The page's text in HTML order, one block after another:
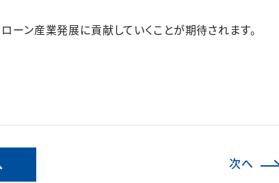
ン産業発展に貢献していくことが期待されます。
次へ